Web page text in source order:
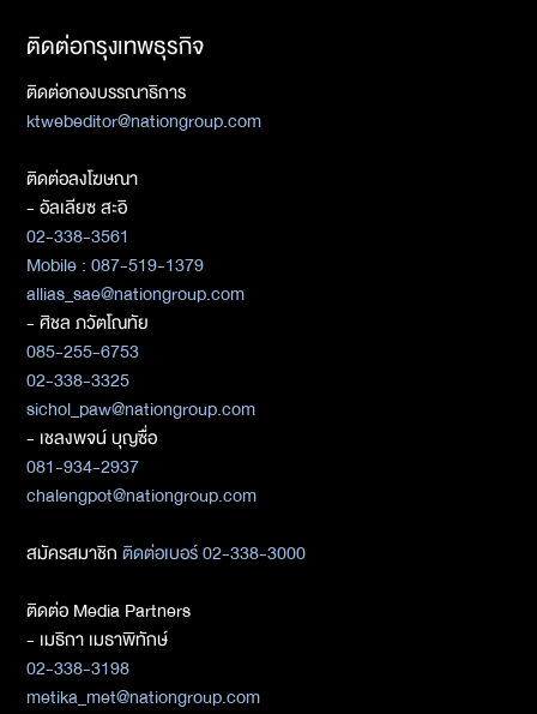
ติดต่อกรุงเทพธุรกิจ
ติดต่อกองบรรณาธิการ
ktwebeditor@nationgroup.com
ติดต่อลงโฆษณา
- อัลเลียซ สะอิ
02-338-3561
Mobile : 087-519-1379
allias_sae@nationgroup.com
- ศิชล ภวัตโณทัย
085-255-6753
02-338-3325
sichol_paw@nationgroup.com
- เชลงพจน์ บุญซื่อ
081-934-2937
chalengpot@nationgroup.com
สมัครสมาชิกติดต่อเบอร์ 02-338-3000
ติดต่อ Media Partners
- เมธิกา เมธาพิทักษ์
02-338-3198
metika_met@nationgroup.com